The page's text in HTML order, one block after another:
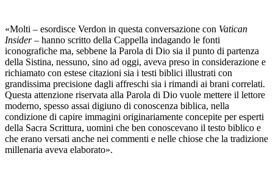
«Molti – esordisce Verdon in questa conversazione con Vatican
Insider– hanno scritto della Cappella indagando le fonti
iconografiche ma, sebbene la Parola di Dio sia il punto di partenza
della Sistina, nessuno, sino ad oggi, aveva preso in considerazione e
richiamato con estese citazioni sia i testi biblici illustrati con
grandissima precisione dagli affreschi sia i rimandi ai brani correlati.
Questa attenzione riservata alla Parola di Dio vuole mettere il lettore
moderno, spesso assai digiuno di conoscenza biblica, nella
condizione di capire immagini originariamente concepite per esperti
della Sacra Scrittura, uomini che ben conoscevano il testo biblico e
che erano versati anche nei commenti e nelle chiose che la tradizione
millenaria aveva elaborato».